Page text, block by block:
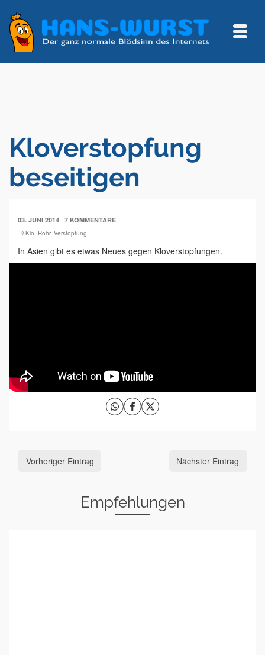
Kloverstopfung
beseitigen
03. JUNI 2014 | 7 KOMMENTARE
Klo, Rohr, Verstopfung
In Asien gibt es etwas Neues gegen Kloverstopfungen.
Vorheriger Eintrag Nächster Eintrag
Empfehlungen